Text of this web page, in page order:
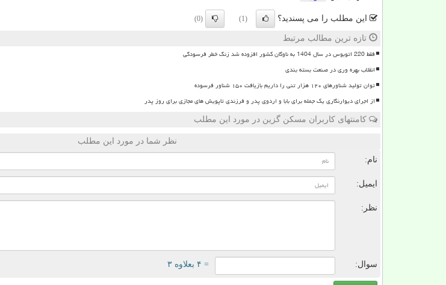
این مطلب را می پسندید؟ (1)
(0)
تازه ترین مطالب مرتبط
فقط 220 اتوبوس در سال 1404 به ناوگان کشور افزوده شد زنگ خطر فرسودگی
انقلاب بهره وری در صنعت بسته بندی
توان تولید شناورهای ۱۲۰ هزار تنی را داریم بازیافت ۱۵۰ شناور فرسوده
از اجرای دیوارنگاری یک جمله برای بابا و اردوی پدر و فرزندی تاپویش های مجازی برای روز پدر
کامنتهای کاربران مسکن گزین در مورد این مطلب
نظر شما در مورد این مطلب
نام:
ایمیل:
نظر:
سوال: = ۴ بعلاوه ۳